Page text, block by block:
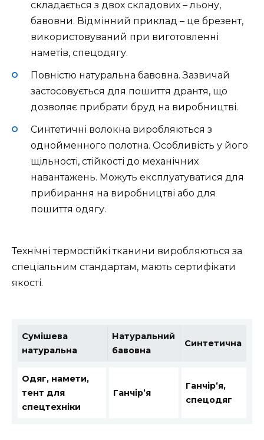
складається з двох складових – льону,
бавовни. Відмінний приклад – це брезент,
використовуваний при виготовленні
наметів, спецодягу.
Повністю натуральна бавовна. Зазвичай
застосовується для пошиття дрантя, що
дозволяє прибрати бруд на виробництві.
Синтетичні волокна виробляються з
однойменного полотна. Особливість у його
щільності, стійкості до механічних
навантажень. Можуть експлуатуватися для
прибирання на виробництві або для
пошиття одягу.
Технічні термостійкі тканини виробляються за
спеціальним стандартам, мають сертифікати
якості.
Сумішева
натуральна
Натуральний
бавовна
Синтетична
Одяг, намети,
тент для
спецтехніки
Ганчір’я
Ганчір’я,
спецодяг